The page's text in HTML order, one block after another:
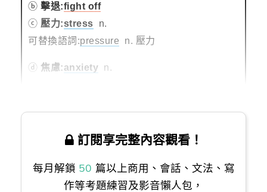
ⓑ 擊退:fight off
ⓒ 壓力:stress n.
可替換語詞:pressure n. 壓力
ⓓ 焦慮:anxiety n.
訂閱享完整內容觀看！
每月解鎖 50 篇以上商用、會話、文法、寫
作等考題練習及影音懶人包，